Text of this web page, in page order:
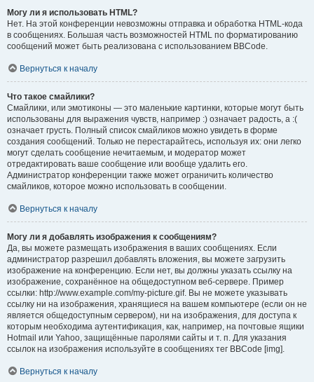
Могу ли я использовать HTML?
Нет. На этой конференции невозможны отправка и обработка HTML-кода
в сообщениях. Большая часть возможностей HTML по форматированию
сообщений может быть реализована с использованием BBCode.
Вернуться к началу
Что такое смайлики?
Смайлики, или эмотиконы — это маленькие картинки, которые могут быть
использованы для выражения чувств, например :) означает радость, а :(
означает грусть. Полный список смайликов можно увидеть в форме
создания сообщений. Только не перестарайтесь, используя их: они легко
могут сделать сообщение нечитаемым, и модератор может
отредактировать ваше сообщение или вообще удалить его.
Администратор конференции также может ограничить количество
смайликов, которое можно использовать в сообщении.
Вернуться к началу
Могу ли я добавлять изображения к сообщениям?
Да, вы можете размещать изображения в ваших сообщениях. Если
администратор разрешил добавлять вложения, вы можете загрузить
изображение на конференцию. Если нет, вы должны указать ссылку на
изображение, сохранённое на общедоступном веб-сервере. Пример
ссылки: http://www.example.com/my-picture.gif. Вы не можете указывать
ссылку ни на изображения, хранящиеся на вашем компьютере (если он не
является общедоступным сервером), ни на изображения, для доступа к
которым необходима аутентификация, как, например, на почтовые ящики
Hotmail или Yahoo, защищённые паролями сайты и т. п. Для указания
ссылок на изображения используйте в сообщениях тег BBCode [img].
Вернуться к началу